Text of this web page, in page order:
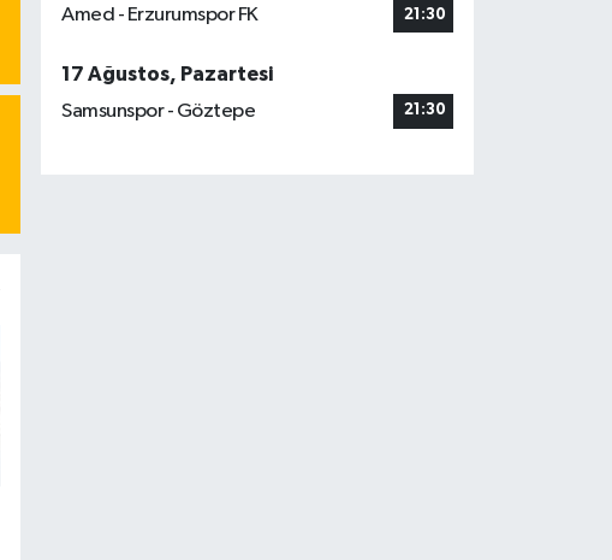
Amed - Erzurumspor FK 21:30
17 Ağustos, Pazartesi
Samsunspor - Göztepe
21:30